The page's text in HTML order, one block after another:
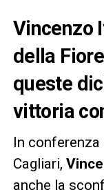
Vincenzo
della
queste
vittoria
In
Cagliari,
anche la